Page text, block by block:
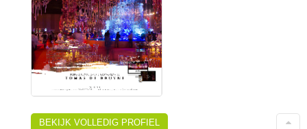
BEKIJK VOLLEDIG PROFIEL